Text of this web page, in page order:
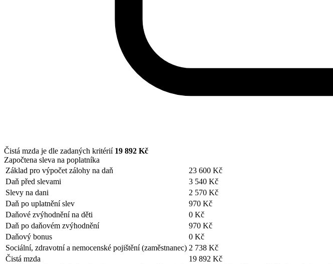
Čistá mzda je dle zadaných kritérií 19 892 Kč
Započtena sleva na poplatníka
Základ pro výpočet zálohy na daň
23 600 Kč
Daň před slevami
3 540 Kč
Slevy na dani
2 570 Kč
Daň po uplatnění slev
970 Kč
Daňové zvýhodnění na děti
0 Kč
Daň po daňovém zvýhodnění
970 Kč
Daňový bonus
0 Kč
Sociální, zdravotní a nemocenské pojištění (zaměstnanec) 2 738 Kč
Čistá mzda
19 892 Kč